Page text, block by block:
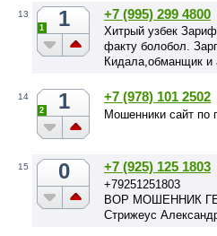
13 1
1
+7 (995) 299 4800
Хитрый узбек
факту болобол.
Кидала,обманщик и
14 1
2
+7 (978) 101 2502
Мошенники сайт по
15 0 +7 (925) 125 1803
+79251251803
ВОР МОШЕННИК
Стрижеус